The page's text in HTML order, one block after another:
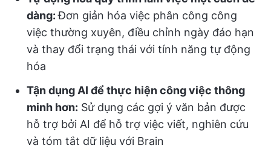
dàng:Đơn giản hóa việc phân công công
việc thường xuyên, điều chỉnh ngày đáo hạn
và thay đổi trạng thái với tính năng tự động
hóa
Tận dụng AI để thực hiện công việc thông
minh hơn: Sử dụng các gợi ý văn bản được
hỗ trợ bởi AI để hỗ trợ việc viết, nghiên cứu
và tóm tắt dữ liệu với Brain